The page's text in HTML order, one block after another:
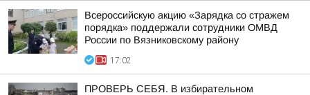
Всероссийскую акцию «Зарядка со стражем
порядка» поддержали сотрудники ОМВД
России по Вязниковскому району
17:02
ПРОВЕРЬ СЕБЯ. В избирательном